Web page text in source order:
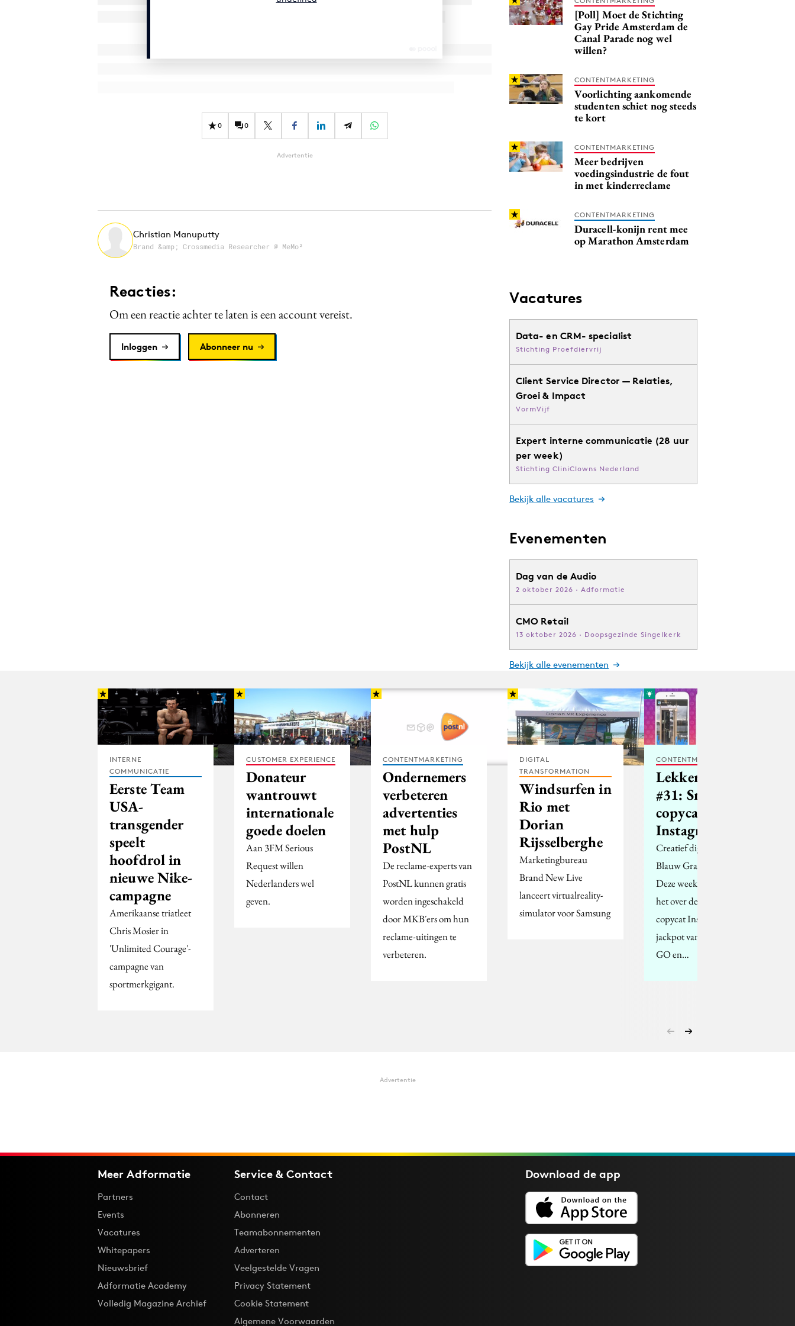
0 0
Advertentie
Christian Manuputty
Brand &amp; Crossmedia Researcher @ MeMo²
Reacties:
Om een reactie achter te laten is een account vereist.
Inloggen Abonneer nu
[Poll] Moet de Stichting
Gay Pride Amsterdam de
Canal Parade nog wel
willen?
CONTENTMARKETING
Voorlichting aankomende
studenten schiet nog steeds
te kort
CONTENTMARKETING
Meer bedrijven
voedingsindustrie de fout
in met kinderreclame
CONTENTMARKETING
Duracell-konijn rent mee
op Marathon Amsterdam
Vacatures
Data- en CRM- specialist
Stichting Proefdiervrij
Client Service Director — Relaties,
Groei & Impact
VormVijf
Expert interne communicatie (28 uur
per week)
Stichting CliniClowns Nederland
Bekijk alle vacatures
Evenementen
Dag van de Audio
2 oktober 2026 · Adformatie
CMO Retail
13 oktober 2026 · Doopsgezinde Singelkerk
Bekijk alle evenementen
INTERNE
COMMUNICATIE
Eerste Team
USA-
transgender
speelt
hoofdrol in
nieuwe Nike-
campagne
Amerikaanse triatleet
Chris Mosier in
'Unlimited Courage'-
campagne van
sportmerkgigant.
CUSTOMER EXPERIENCE
Donateur
wantrouwt
internationale
goede doelen
Aan 3FM Serious
Request willen
Nederlanders wel
geven.
CONTENTMARKETING
Ondernemers
verbeteren
advertenties
met hulp
PostNL
De reclame-experts van
PostNL kunnen gratis
worden ingeschakeld
door MKB´ers om hun
reclame-uitingen te
verbeteren.
DIGITAL
TRANSFORMATION
Windsurfen in
Rio met
Dorian
Rijsselberghe
Marketingbureau
Brand New Live
lanceert virtualreality-
simulator voor Samsung
CONTENTMARKETING
Lekkersociaal
#31: Snapchat
copycat:
Instagram
Creatief digitaal bureau
Blauw Gras praat je bij!
Deze week hebben we
het over de Snapchat
copycat Instagram, de
jackpot van Pokémon
GO en…
Advertentie
Meer Adformatie
Partners
Events
Vacatures
Whitepapers
Nieuwsbrief
Adformatie Academy
Volledig Magazine Archief
Service & Contact
Contact
Abonneren
Teamabonnementen
Adverteren
Veelgestelde Vragen
Privacy Statement
Cookie Statement
Algemene Voorwaarden
Download deapp